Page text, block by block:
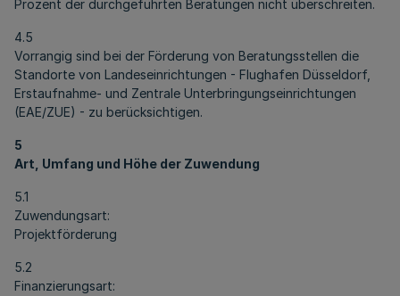
Prozent der durchgeführten Beratungen nicht überschreiten.
4.5
Vorrangig sind bei der Förderung von Beratungsstellen die
Standorte von Landeseinrichtungen - Flughafen Düsseldorf,
Erstaufnahme- und Zentrale Unterbringungseinrichtungen
(EAE/ZUE) - zu berücksichtigen.
5
Art, Umfang und Höhe der Zuwendung
5.1
Zuwendungsart:
Projektförderung
5.2
Finanzierungsart: